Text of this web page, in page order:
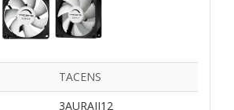
TACENS
3AURAII12